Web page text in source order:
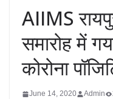
AIIMS
समारोह में
कोरोना
June 14, 2020 Admin